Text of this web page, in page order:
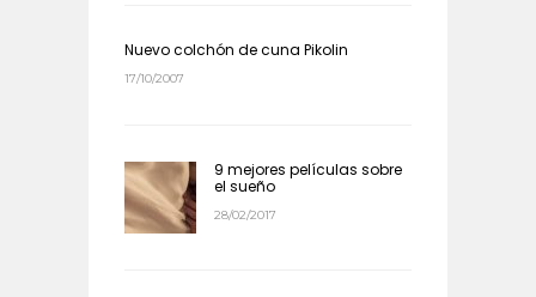
Nuevo colchón de cuna Pikolin
17/10/2007
9 mejores películas sobre
el sueño
28/02/2017